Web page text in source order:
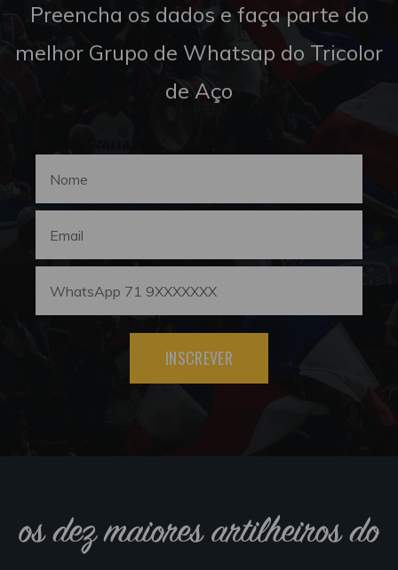
Preencha os dados e faça parte do
melhor Grupo de Whatsap do Tricolor
de Aço
INSCREVER
os dez maiores artilheiros do